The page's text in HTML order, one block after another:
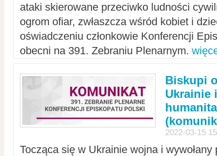
ataki skierowane przeciwko ludności
ogrom ofiar, zwłaszcza wśród kobiet i
oświadczeniu członkowie Konferencji
obecni na 391. Zebraniu Plenarnym.
Biskupi
Ukrainie
2022-03-15
Tocząca się w Ukrainie wojna i